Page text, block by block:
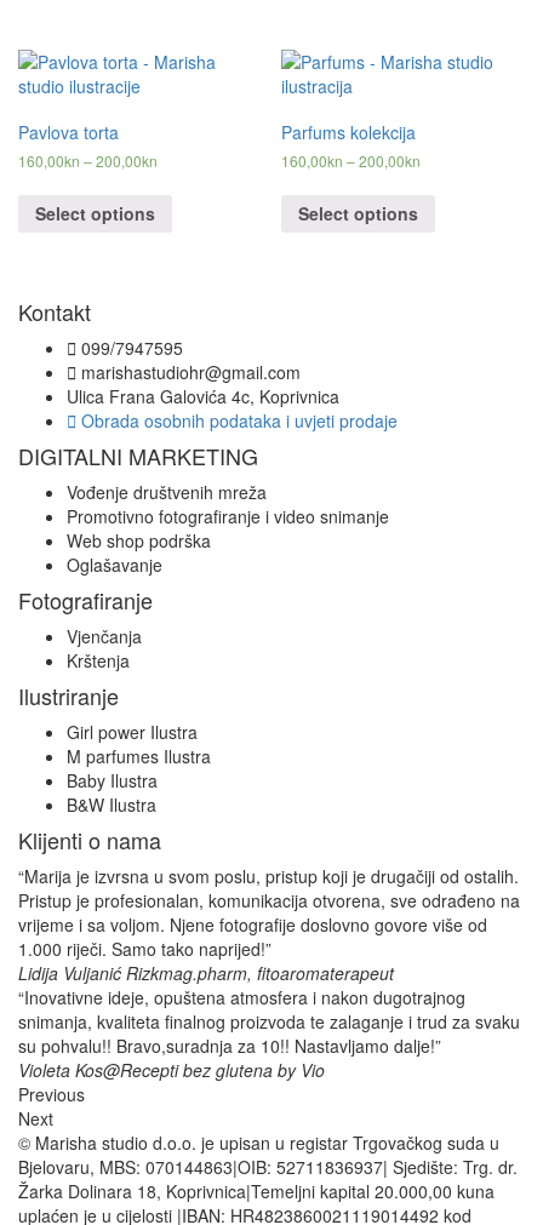
Pavlova torta
160,00kn –200,00kn
Select options
Parfums kolekcija
160,00kn –200,00kn
Select options
Kontakt
099/7947595
marishastudiohr@gmail.com
Ulica Frana Galovića 4c, Koprivnica
Obrada osobnih podataka i uvjeti prodaje
DIGITALNI MARKETING
Vođenje društvenih mreža
Promotivno fotografiranje i video snimanje
Web shop podrška
Oglašavanje
Fotografiranje
Vjenčanja
Krštenja
Ilustriranje
Girl power Ilustra
M parfumes Ilustra
Baby Ilustra
B&W Ilustra
Klijenti o nama
“Marija je izvrsna u svom poslu, pristup koji je drugačiji od ostalih.
Pristup je profesionalan, komunikacija otvorena, sve odrađeno na
vrijeme i sa voljom. Njene fotografije doslovno govore više od
1.000 riječi. Samo tako naprijed!”
Lidija Vuljanić Rizkmag.pharm, fitoaromaterapeut
“Inovativne ideje, opuštena atmosfera i nakon dugotrajnog
snimanja, kvaliteta finalnog proizvoda te zalaganje i trud za svaku
su pohvalu!! Bravo,suradnja za 10!! Nastavljamo dalje!”
Violeta Kos@Recepti bez glutena by Vio
Previous
Next
© Marisha studio d.o.o. je upisan u registar Trgovačkog suda u
Bjelovaru, MBS: 070144863|OIB: 52711836937| Sjedište: Trg. dr.
Žarka Dolinara 18, Koprivnica|Temeljni kapital 20.000,00 kuna
uplaćen je u cijelosti |IBAN: HR4823860021119014492 kod